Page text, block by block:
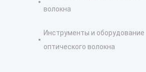
волокна
Инструменты и оборудование
оптического волокна